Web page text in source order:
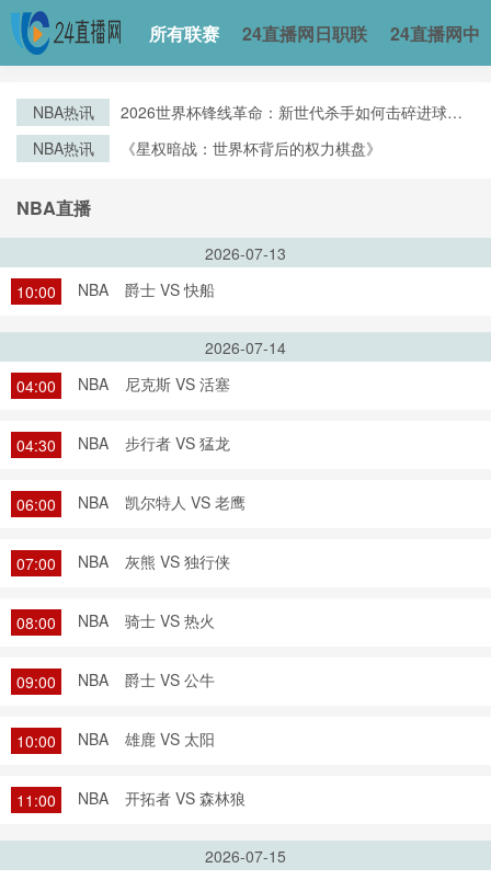
所有联赛 24直播网日职联 24直播网中
NBA热讯
2026世界杯锋线革命：新世代杀手如何击碎进球纪
NBA热讯 《星权暗战：世界杯背后的权力棋盘》
NBA直播
2026-07-13
10:00
NBA 爵士 VS 快船
2026-07-14
04:00
NBA 尼克斯 VS 活塞
04:30 NBA 步行者 VS 猛龙
06:00 NBA 凯尔特人 VS 老鹰
07:00 NBA 灰熊 VS 独行侠
08:00 NBA 骑士 VS 热火
09:00 NBA 爵士 VS 公牛
10:00 NBA 雄鹿 VS 太阳
11:00 NBA 开拓者 VS 森林狼
2026-07-15